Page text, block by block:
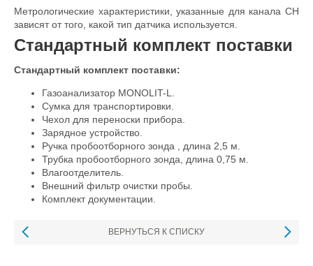
Метрологические характеристики, указанные для канала СН
зависят от того, какой тип датчика используется.
Стандартный комплект поставки
Стандартный комплект поставки:
Газоанализатор MONOLIT-L.
Сумка для транспортировки.
Чехол для переноски прибора.
Зарядное устройство.
Ручка пробоотборного зонда , длина 2,5 м.
Трубка пробоотборного зонда, длина 0,75 м.
Влагоотделитель.
Внешний фильтр очистки пробы.
Комплект документации.
ВЕРНУТЬСЯ К СПИСКУ